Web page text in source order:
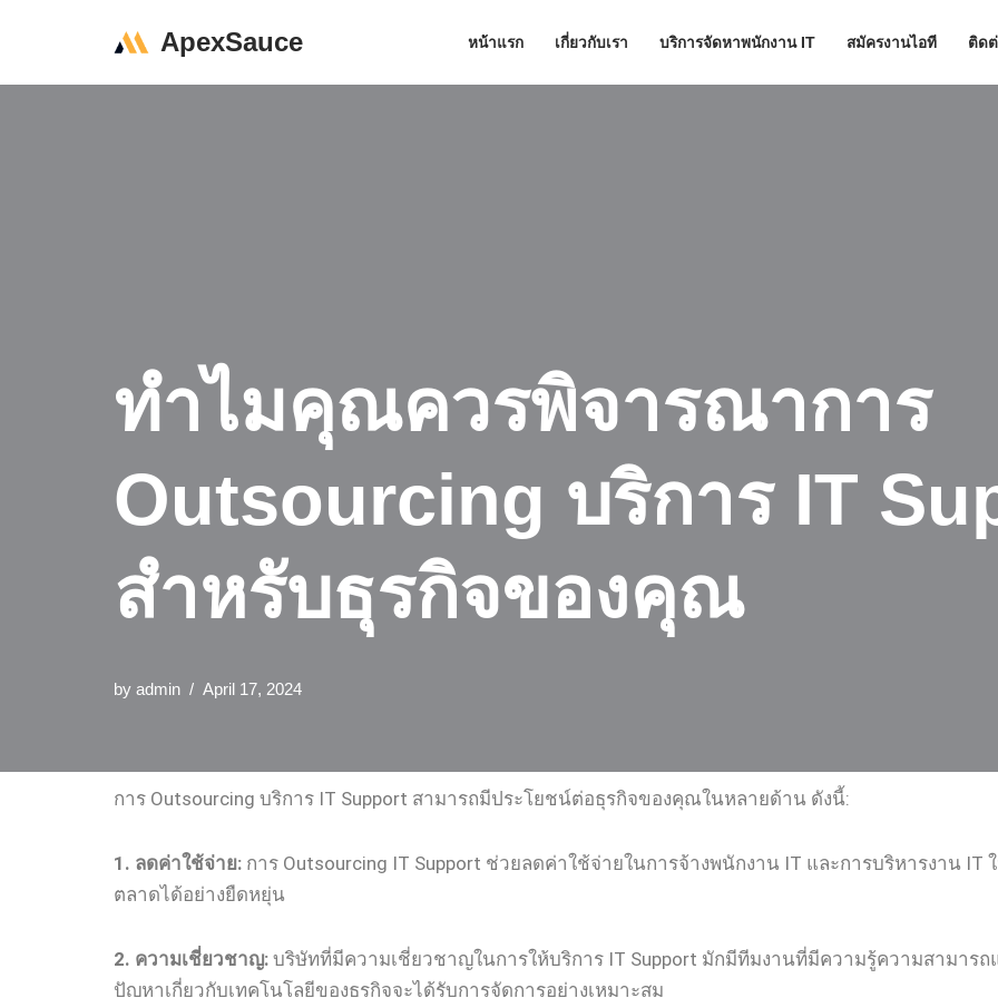
ApexSauce หน้าแรก เกี่ยวกับเรา บริการจัดหาพนักงาน IT สมัครงานไอที ติดต่
ทำไมคุณควรพิจารณาการ
Outsourcing บริการ IT
สำหรับธุรกิจของคุณ
by admin April 17, 2024
การ Outsourcing บริการ IT Support สามารถมีประโยชน์ต่อธุรกิจของคุณในหลายด้าน ดังนี้:
1. ลดค่าใช้จ่าย: การ Outsourcing IT Support ช่วยลดค่าใช้จ่ายในการจ้างพนักงาน IT และการบริหารงาน
ตลาดได้อย่างยืดหยุ่น
2. ความเชี่ยวชาญ: บริษัทที่มีความเชี่ยวชาญในการให้บริการ IT Support มักมีทีมงานที่มีความรู้ความสามาร
ปัญหาเกี่ยวกับเทคโนโลยีของธุรกิจจะได้รับการจัดการอย่างเหมาะสม